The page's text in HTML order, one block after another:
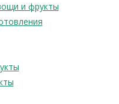
и фрукты